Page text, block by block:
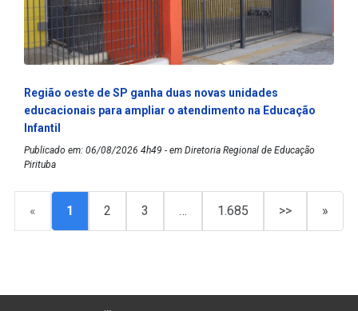
Região oeste de SP ganha duas novas unidades
educacionais para ampliar o atendimento na Educação
Infantil
Publicado em: 06/08/2026 4h49 - em Diretoria Regional de Educação
Pirituba
« 1 2 3 … 1.685 >> »